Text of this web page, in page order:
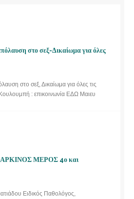
στο σεξ-Δικαίωμα για όλες
στο σεξ, Δικαίωμα για όλες τις
: επικοινωνία ΕΔΩ Μαιευ
ΜΕΡΟΣ 4ο και
Ειδικός Παθολόγος,